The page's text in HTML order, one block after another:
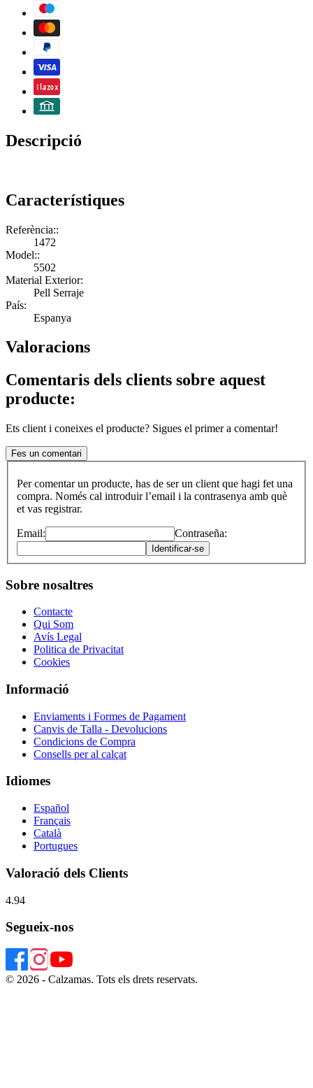
Descripció
Característiques
Referència::
1472
Model::
5502
Material Exterior:
Pell Serraje
País:
Espanya
Valoracions
Comentaris dels clients sobre aquest
producte:
Ets client i coneixes el producte? Sigues el primer a comentar!
Fes un comentari
Per comentar un producte, has de ser un client que hagi fet una
compra. Només cal introduir l’email i la contrasenya amb què
et vas registrar.
Email: Contraseña:
Identificar-se
Sobre nosaltres
Contacte
Qui Som
Avís Legal
Politica de Privacitat
Cookies
Informació
Enviaments i Formes de Pagament
Canvis de Talla - Devolucions
Condicions de Compra
Consells per al calçat
Idiomes
Español
Français
Català
Portugues
Valoració dels Clients
4.94
Segueix-nos
© 2026 - Calzamas. Tots els drets reservats.